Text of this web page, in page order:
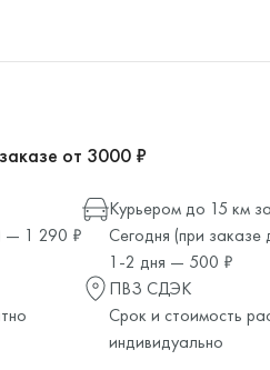
от 3000 ₽
— 1 290 ₽
Курьером до 15 км
Сегодня (при
1-2 дня — 500 ₽
ПВЗ СДЭК
Срок и стоимость
индивидуально